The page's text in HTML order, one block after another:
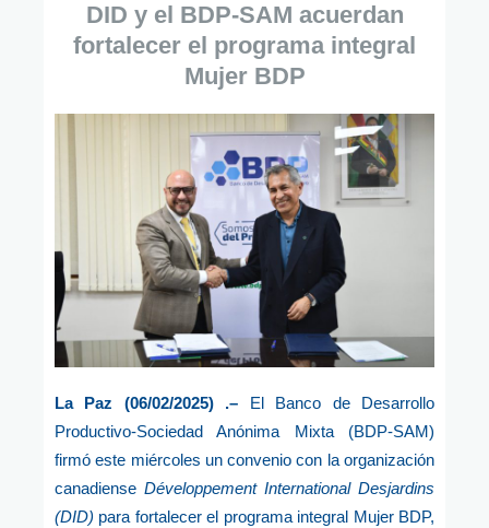
DID y el BDP-SAM acuerdan
fortalecer el programa integral
Mujer BDP
La Paz (06/02/2025) .– El Banco de Desarrollo
Productivo-Sociedad Anónima Mixta (BDP-SAM)
firmó este miércoles un convenio con la organización
canadiense Développement International Desjardins
(DID) para fortalecer el programa integral Mujer BDP,